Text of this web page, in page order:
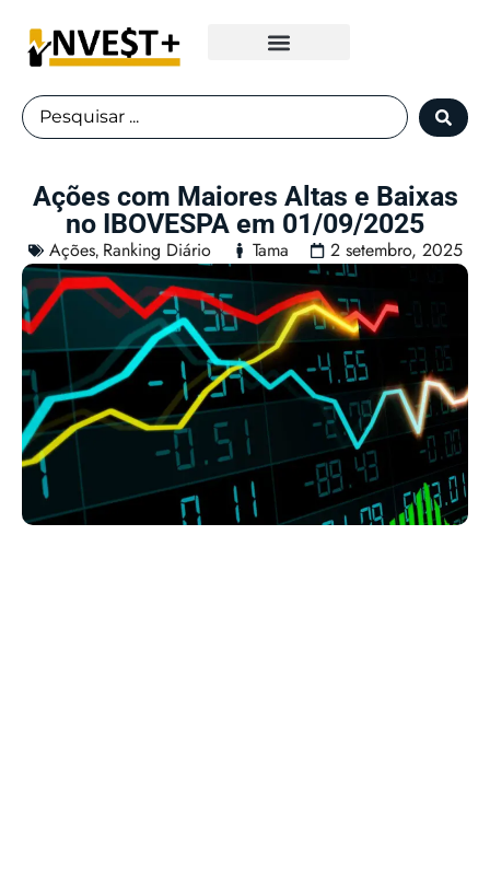
Ações com Maiores Altas e Baixas
no IBOVESPA em 01/09/2025
Ações, Ranking Diário Tama 2 setembro, 2025